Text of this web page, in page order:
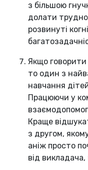
з більшою
долати
розвинуті
Якщо говорити
то один з
навчання дітей
Працюючи у
Краще
з другом,
аніж просто
від